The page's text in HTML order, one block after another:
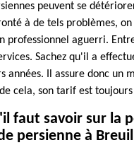
peuvent se
à de tels problèmes,
professionnel aguerri.
Sachez qu'il a
années. Il assure donc un
cela, son tarif est
faut savoir sur la
persienne à